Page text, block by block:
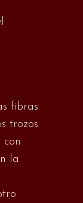
fibras
trozos
con
la